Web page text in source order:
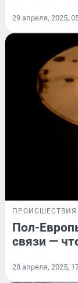
29 апреля, 2025,
ПРОИСШЕСТВИЯ
Пол-
связи —
28 апреля, 2025,